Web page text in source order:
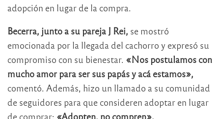
adopción en lugar de la compra.
Becerra, junto a su pareja J Rei, se mostró
emocionada por la llegada del cachorro y expresó su
compromiso con su bienestar. «Nos postulamos con
mucho amor para ser sus papás y acá estamos»,
comentó. Además, hizo un llamado a su comunidad
de seguidores para que consideren adoptar en lugar
de comprar: «Adopten, no compren».